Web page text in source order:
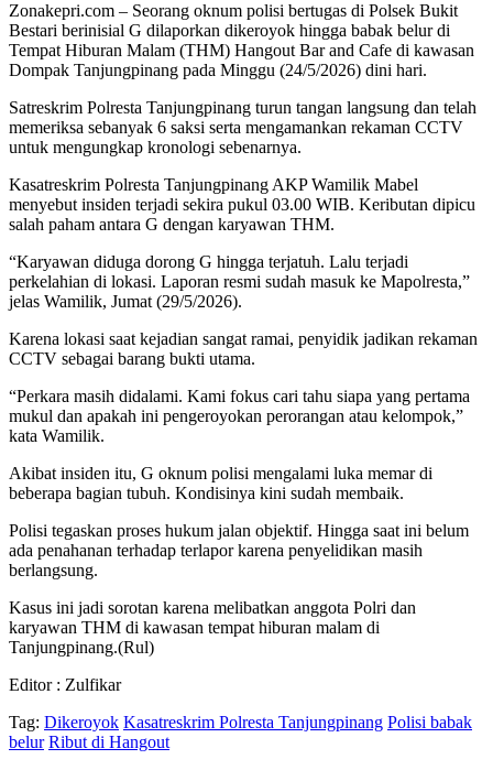
Zonakepri.com – Seorang oknum polisi bertugas di Polsek Bukit
Bestari berinisial G dilaporkan dikeroyok hingga babak belur di
Tempat Hiburan Malam (THM) Hangout Bar and Cafe di kawasan
Dompak Tanjungpinang pada Minggu (24/5/2026) dini hari.
Satreskrim Polresta Tanjungpinang turun tangan langsung dan telah
memeriksa sebanyak 6 saksi serta mengamankan rekaman CCTV
untuk mengungkap kronologi sebenarnya.
Kasatreskrim Polresta Tanjungpinang AKP Wamilik Mabel
menyebut insiden terjadi sekira pukul 03.00 WIB. Keributan dipicu
salah paham antara G dengan karyawan THM.
“Karyawan diduga dorong G hingga terjatuh. Lalu terjadi
perkelahian di lokasi. Laporan resmi sudah masuk ke Mapolresta,”
jelas Wamilik, Jumat (29/5/2026).
Karena lokasi saat kejadian sangat ramai, penyidik jadikan rekaman
CCTV sebagai barang bukti utama.
“Perkara masih didalami. Kami fokus cari tahu siapa yang pertama
mukul dan apakah ini pengeroyokan perorangan atau kelompok,”
kata Wamilik.
Akibat insiden itu, G oknum polisi mengalami luka memar di
beberapa bagian tubuh. Kondisinya kini sudah membaik.
Polisi tegaskan proses hukum jalan objektif. Hingga saat ini belum
ada penahanan terhadap terlapor karena penyelidikan masih
berlangsung.
Kasus ini jadi sorotan karena melibatkan anggota Polri dan
karyawan THM di kawasan tempat hiburan malam di
Tanjungpinang.(Rul)
Editor : Zulfikar
Tag: Dikeroyok Kasatreskrim Polresta Tanjungpinang Polisi babak
belur Ribut di Hangout